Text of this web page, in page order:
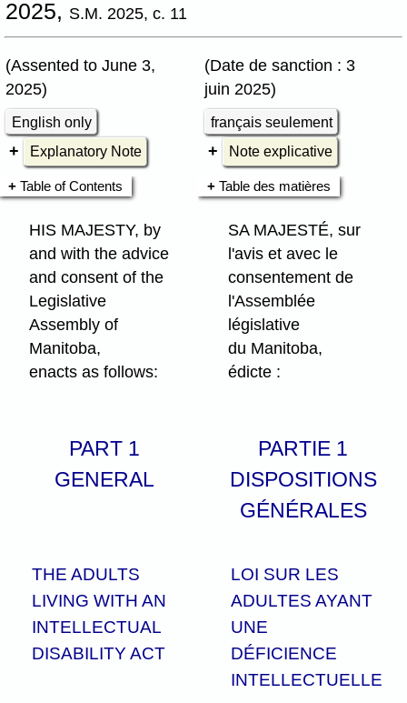
2025, S.M. 2025, c. 11
(Assented to June 3,
2025)
(Date de sanction : 3
juin 2025)
English only
français seulement
Explanatory Note
Note explicative
Table of Contents Table des matières
HIS MAJESTY, by
and with the advice
and consent of the
Legislative
Assembly of
Manitoba,
enacts as follows:
SA MAJESTÉ, sur
l'avis et avec le
consentement de
l'Assemblée
législative
du Manitoba,
édicte :
PART 1
GENERAL
PARTIE 1
DISPOSITIONS
GÉNÉRALES
THE ADULTS
LIVING WITH AN
INTELLECTUAL
DISABILITY ACT
LOI SUR LES
ADULTES AYANT
UNE
DÉFICIENCE
INTELLECTUELLE